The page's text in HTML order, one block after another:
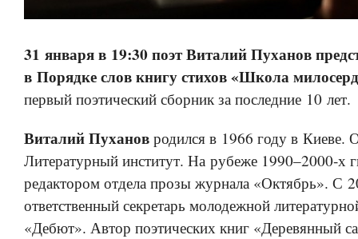
31 января в 19:30 поэт Виталий Пуханов
в Порядке слов книгу стихов «Школа
первый поэтический сборник за последние 10 лет.
Виталий Пуханов родился в 1966 году в Киеве.
Литературный институт. На рубеже 1990–2000-х
редактором отдела прозы журнала «Октябрь». С
ответственный секретарь молодежной
«Дебют». Автор поэтических книг «Деревянный